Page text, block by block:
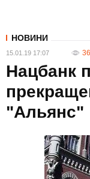
НОВИНИ
15.01.19 17:07
Нацбанк
"Альянс"